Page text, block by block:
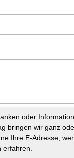
oder
bringen wir ganz
Ihre E-Adresse,
erfahren.